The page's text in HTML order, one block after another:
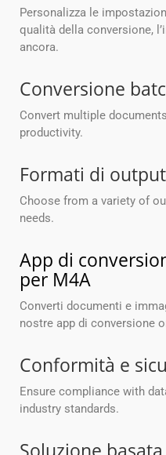
Personalizza le
qualità della conversione,
ancora.
Conversione
Convert multiple
productivity.
Formati di
Choose from a variety of
needs.
App di
per M4A
Converti documenti e
nostre app di conversione
Conformità e
Ensure compliance with
industry standards.